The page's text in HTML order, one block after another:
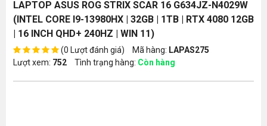
LAPTOP ASUS ROG STRIX SCAR 16 G634JZ-N4029W
(INTEL CORE I9-13980HX | 32GB | 1TB | RTX 4080 12GB
| 16 INCH QHD+ 240HZ | WIN 11)
(0 Lượt đánh giá) Mã hàng: LAPAS275
Lượt xem: 752 Tình trạng hàng: Còn hàng